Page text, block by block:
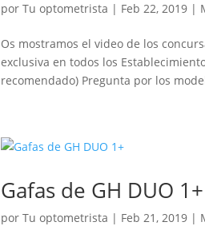
porTu optometrista | Feb 22, 2019 |
Os mostramos el video de los
exclusiva en todos los
recomendado) Pregunta por los
Gafas de GH DUO 1+
porTu optometrista | Feb 21, 2019 |